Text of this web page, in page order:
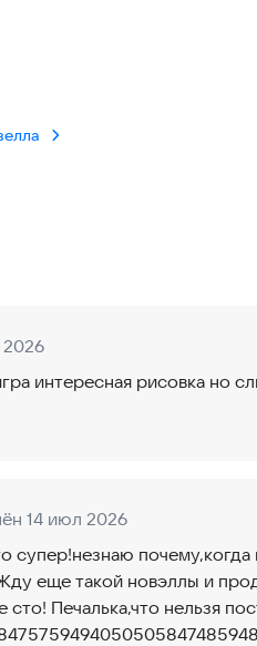
интересная рисовка но
14 июл 2026
супер!незнаю
еще такой новэллы и
Печалька,что нельзя